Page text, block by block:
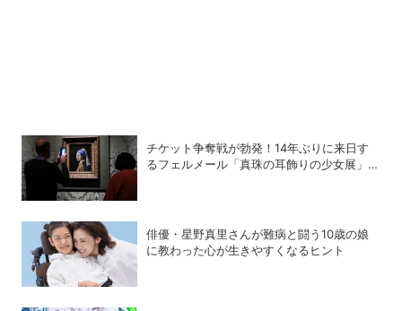
チケット争奪戦が勃発！14年ぶりに来日す
るフェルメール「真珠の耳飾りの少女展」の
俳優・星野真里さんが難病と闘う10歳の娘
に教わった心が生きやすくなるヒント